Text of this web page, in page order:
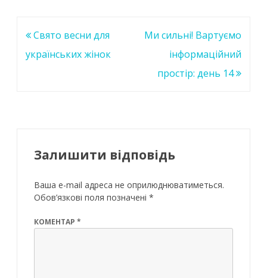
o
k
p
p
Навігація
записів
Свято весни для
українських жінок
Ми сильні! Вартуємо
інформаційний
простір: день 14
Залишити відповідь
Ваша e-mail адреса не оприлюднюватиметься.
Обов’язкові поля позначені *
КОМЕНТАР *